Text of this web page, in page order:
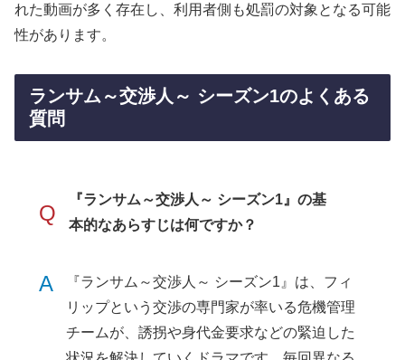
れた動画が多く存在し、利用者側も処罰の対象となる可能
性があります。
ランサム～交渉人～ シーズン1のよくある
質問
Q
『ランサム～交渉人～ シーズン1』の基
本的なあらすじは何ですか？
A
『ランサム～交渉人～ シーズン1』は、フィ
リップという交渉の専門家が率いる危機管理
チームが、誘拐や身代金要求などの緊迫した